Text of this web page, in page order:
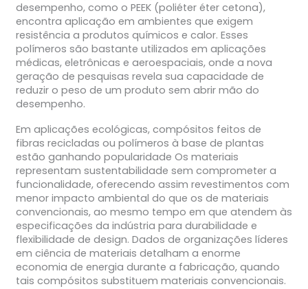
desempenho, como o PEEK (poliéter éter cetona),
encontra aplicação em ambientes que exigem
resistência a produtos químicos e calor. Esses
polímeros são bastante utilizados em aplicações
médicas, eletrônicas e aeroespaciais, onde a nova
geração de pesquisas revela sua capacidade de
reduzir o peso de um produto sem abrir mão do
desempenho.
Em aplicações ecológicas, compósitos feitos de
fibras recicladas ou polímeros à base de plantas
estão ganhando popularidade Os materiais
representam sustentabilidade sem comprometer a
funcionalidade, oferecendo assim revestimentos com
menor impacto ambiental do que os de materiais
convencionais, ao mesmo tempo em que atendem às
especificações da indústria para durabilidade e
flexibilidade de design. Dados de organizações líderes
em ciência de materiais detalham a enorme
economia de energia durante a fabricação, quando
tais compósitos substituem materiais convencionais.